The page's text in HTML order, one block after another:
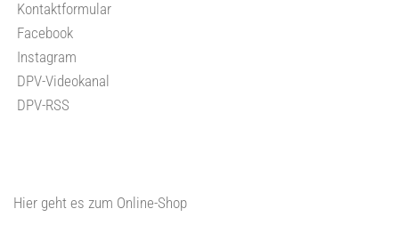
Kontaktformular
Facebook
Instagram
DPV-Videokanal
DPV-RSS
Hier geht es zum Online-Shop